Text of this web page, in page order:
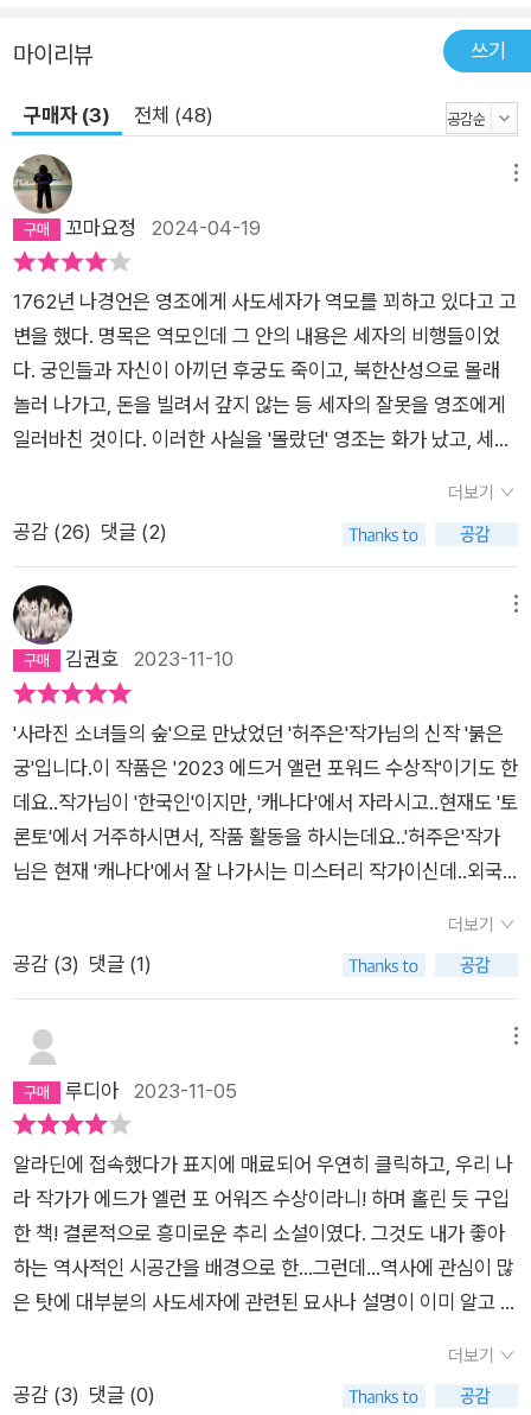
신분의 차이로 인해 어진을 밀어내었던 현이지만, 궁궐 안에서 겪
은 사건을 통해 온전한 ‘나’로 살아감에 있어 직위와 신분 따위는
중요치 않다는 것을 깨닫고, 비로소 어진에게 마음을 열게 된다.
그러므로 어진을 받아들이는 것은 현의 성장 과정이기도 하다. 사
건의 진실이 밝혀짐에 따라 밀도 높은 서술이 이어지는 와중, 로
맨스 요소가 가미되어 호흡을 조절시킨다. 영조 시대의 역사·정치
적인 모습을 긴장감 있게 묘사하여, 그를 배경으로 치열하게 살고
사랑하는 인물들을 보는 것만으로도 즐거움이 충족된다. 해외에
서 먼저 각광받은 K-스토리를 한국어판으로 만나다 2023년 에
드거 앨런 포 어워드 수상, 2022년에는 시카고공립도서관과 뉴
욕공립도서관에서 ‘올해의 책’ 타이틀을 거머쥐는 등 《붉은 궁》
은 세계에서 먼저 주목을 받았다. 공신력 높은 여러 어워드에서의
수상 및 해외 비평가들의 찬사를 통해 현재 미스터리 역사극 장르
에서 가장 핫한 작품으로 떠오른 《붉은 궁》. 한국어판에서는 허
주은 작가가 밝히는 에드거 앨런 포 어워드 수상 소감, 한국 독자
《국경》으로 제 62회 한국출판문화상을 수상한 그림 작가 해랑의
감각적인 표지와 일러스트를 수록하여 본문 속에서 펼쳐지는 긴
박감과 서늘함, 애절한 감정 등을 더욱 생생하게 느낄 수 있도록
시각화 했다. 해랑 작가는 현실과 판타지를 중첩하여 각 중심 요
소를 드라마틱하게 재현해내는 작업을 이어가고 있는 만큼, 배경
으로 배치된 건축물과 자연물에 동양미를 살리고 왕실 복식 및 인
물들의 옷차림을 현실적으로 구현했다. 그리하여 단순히 줄글을
눈으로 읽을 때보다 훨씬 더 감각적인 독서를 가능케 한다.
마이리뷰 쓰기
구매자 (3) 전체 (48)
꼬마요정 2024-04-19
1762년 나경언은 영조에게 사도세자가 역모를 꾀하고 있다고 고
변을 했다. 명목은 역모인데 그 안의 내용은 세자의 비행들이었
다. 궁인들과 자신이 아끼던 후궁도 죽이고, 북한산성으로 몰래
놀러 나가고, 돈을 빌려서 갚지 않는 등 세자의 잘못을 영조에게
일러바친 것이다. 이러한 사실을 '몰랐던' 영조는 화가 났고, 세자
임오화변이었다.이 책의 시점은 1758년 2월. 현 의녀가 아무도
모르게 세자의 처소로 불려갔다. 그 곳엔 세자를 대신한 내관이
비웠고 세자빈은 영조 몰래 궁을 빠져나간 그의 부재를 덮기 위해
의원과 의녀를 부른 터였다. 그리고 혜민서에서 네 명의 사람이
죽었다. 과연 범인은 누구인가?이 이야기는 세자가 자리를 비운
로 지목된 이는 현 의녀가 존경하고 사랑하는 정수 의녀. 현 의녀
는 정수 의녀가 범인이 아니지만 거짓말을 하고 있단 사실을 알았
고, 세자가 궁에 없었단 사실을 알았지만 세자의 무죄를 증명할
사람을 알았고, 이 사건 외의 다른 사건까지 엮어 세자를 의심하
는 종사관 어진을 알았다. 둘은 각자의 목적을 가지고 서로의 속
내를 떠보며 사건의 실마리에 접근하고 있었다. 그리고 그들은 수
많은 평범한 사람들이 가진 수많은 억울함과 비탄과 욕망을 보고
다. 대표적인 예로 사도세자가 정신이 온전치 못하며 사람들을 죽
였다는 사실이다. 이는 역사적 사실이기도 하지만 더 비극적인 사
실은 끔찍하게 살해당한 사람들은 누군가의 엄마였고, 누군가의
아버지였고, 누군가의 사랑하는 누군가였다는 점이었다. 현 의녀
는 자신이 엄마에게 버림 받았다고 생각했고, 아버지에게 쓸모없
는 자식이라고 생각했다. 사도세자는 아버지 영조의 기대에 미치
지 못했고, 어머니 영빈 이씨와 애착 형성을 하지 못했다.(심지어
영빈 이씨는 자신의 아들을 죽이는 데 일조했다.) 현은 아버지의
기대에 부응하기 위해 미친듯이 노력하여 내의녀가 되었고, 사도
들에게 유독 편협했던 영조는 결코 아들을 사랑해주지 않았다. 부
모로부터 정서적 학대를 당한 두 사람 중 한 사람은 사람을 살리
더보기
공감 (26) 댓글 (2)
김권호 2023-11-10
'사라진 소녀들의 숲'으로 만났었던 '허주은'작가님의 신작 '붉은
궁'입니다.이 작품은 '2023 에드거 앨런 포워드 수상작'이기도 한
데요..작가님이 '한국인'이지만, '캐나다'에서 자라시고..현재도 '토
론토'에서 거주하시면서, 작품 활동을 하시는데요..​'허주은'작가
님은 현재 '캐나다'에서 잘 나가시는 미스터리 작가이신데..외국
특이하신데요..​지난번 '사라진 소녀들의 숲'이 '세종'시대 이야기
였다면..이번 작품은 '영조'시대가 배경입니다.​소설의 시작은 의
녀인 주인공 '현'과 동료인 '지은'이'난신'의원을 따라 '세자'를 진
맥하려 가는 장면입니다..그들을 맞이하는 '세자빈'그런데 누워있
는 사람들은 '세자'가 아니였는데요..​'세자'가 궁을 비웠다는 사실
을 숨기기 위해...'세자빈'의 입단속에, '내관'을 '세자'인척 '진맥'하
서'에서 무려 4명의 여인이 참살되었는데요..3명의 의녀들은
'현'이 잘 알던 친구들이였고나머지 한명은 '안비'라는 나인이였습
니다.​포도대장은 평소 원한을 가지고 있었던 '정수'의녀를 범인으
로 몰아 체포하고'현'은 자신의 스승이 체포되자...사건의 '진상'이
궁금해지기 시작합니다그래서 현장에 있었던 포도청 하인인 '어
진'에게 사건에 대해 묻는데요.​이후...어릴적에는 친구였지만, 현
재는 엄청난 신분차이인 '문소원'에게 불려간 '현'은그날밤 '세
더보기
공감 (3) 댓글 (1)
루디아 2023-11-05
알라딘에 접속했다가 표지에 매료되어 우연히 클릭하고, 우리 나
라 작가가 에드가 엘런 포 어워즈 수상이라니! 하며 홀린 듯 구입
한 책! 결론적으로 흥미로운 추리 소설이였다. 그것도 내가 좋아
하는 역사적인 시공간을 배경으로 한...그런데...역사에 관심이 많
은 탓에 대부분의 사도세자에 관련된 묘사나 설명이 이미 알고 있
독자의 입장에서는 한국이라는 나라의 이전 왕조였던 조선시대
의 어떤 세자의 이야기를 알리가 없으니 처음부터 끝까지 새롭고
더보기
공감 (3) 댓글 (0)